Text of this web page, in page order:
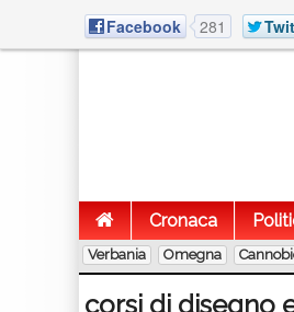
Facebook 281
Cronaca
Verbania Omegna
corsi di disegno